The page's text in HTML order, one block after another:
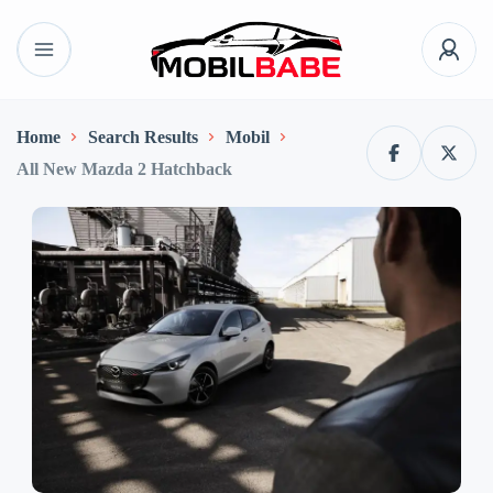
Home Search Results
Mobil
All New Mazda 2 Hatchback